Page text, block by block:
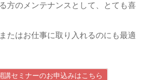
方のメンテナンスとして、とても喜
たはお仕事に取り入れるのにも最適
講セミナーのお申込みはこちら